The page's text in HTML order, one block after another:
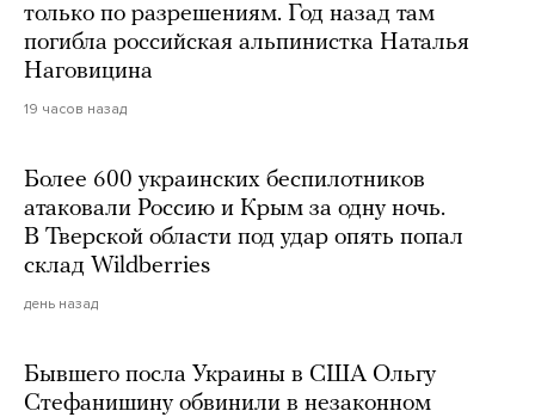
только по разрешениям. Год назад там
погибла российская альпинистка Наталья
Наговицина
19 часов назад
Более 600 украинских беспилотников
атаковали Россию и Крым за одну ночь.
В Тверской области под удар опять попал
склад Wildberries
день назад
Бывшего посла Украины в США Ольгу
Стефанишину обвинили в незаконном